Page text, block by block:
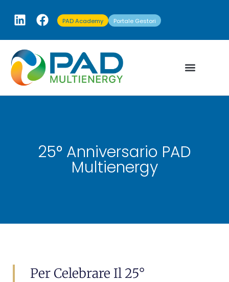
PAD Academy Portale Gestori
25° Anniversario PAD
Multienergy
Per Celebrare Il 25°